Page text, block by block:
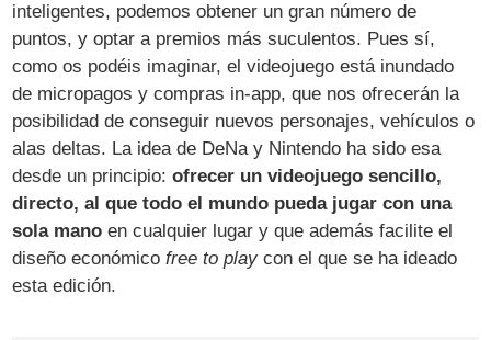
inteligentes, podemos obtener un gran número de
puntos, y optar a premios más suculentos. Pues sí,
como os podéis imaginar, el videojuego está inundado
de micropagos y compras in-app, que nos ofrecerán la
posibilidad de conseguir nuevos personajes, vehículos o
alas deltas. La idea de DeNa y Nintendo ha sido esa
desde un principio:ofrecer un videojuego sencillo,
directo, al que todo el mundo pueda jugar con una
sola mano en cualquier lugar y que además facilite el
diseño económicofree to play con el que se ha ideado
esta edición.